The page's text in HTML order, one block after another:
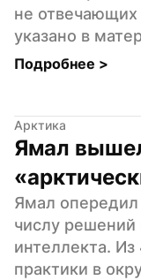
не отвечающих
указано в
Подробнее >
Арктика
Ямал
Ямал опередил
числу решений
интеллекта.
практики в